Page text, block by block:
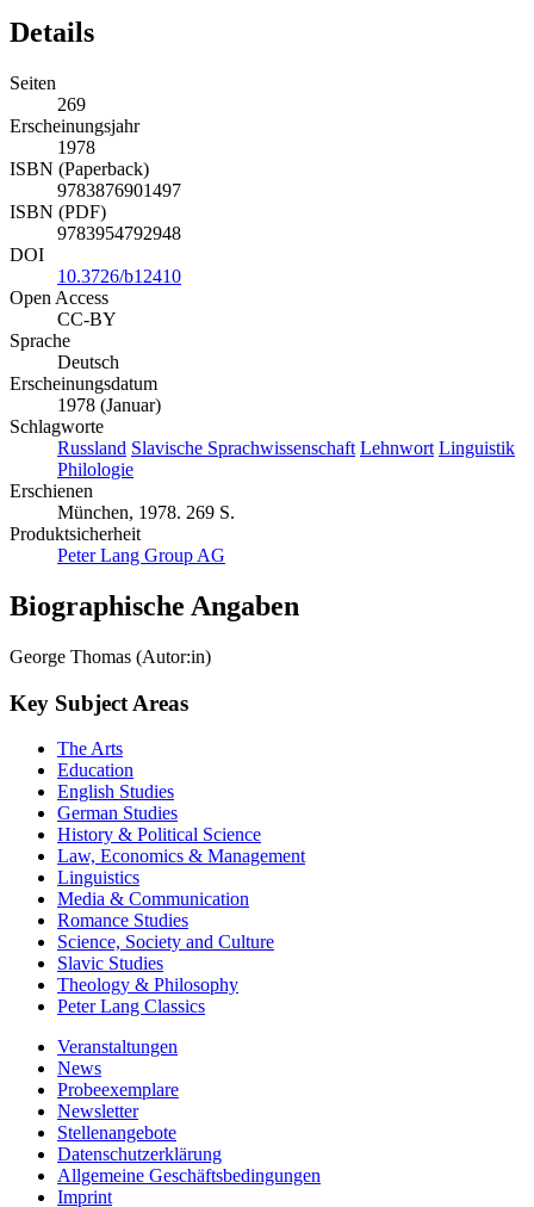
Details
Seiten
269
Erscheinungsjahr
1978
ISBN (Paperback)
9783876901497
ISBN (PDF)
9783954792948
DOI
10.3726/b12410
Open Access
CC-BY
Sprache
Deutsch
Erscheinungsdatum
1978 (Januar)
Schlagworte
Russland Slavische Sprachwissenschaft Lehnwort Linguistik
Philologie
Erschienen
München, 1978. 269 S.
Produktsicherheit
Peter Lang Group AG
Biographische Angaben
George Thomas (Autor:in)
Key Subject Areas
The Arts
Education
English Studies
German Studies
History & Political Science
Law, Economics & Management
Linguistics
Media & Communication
Romance Studies
Science, Society and Culture
Slavic Studies
Theology & Philosophy
Peter Lang Classics
Veranstaltungen
News
Probeexemplare
Newsletter
Stellenangebote
Datenschutzerklärung
Allgemeine Geschäftsbedingungen
Imprint